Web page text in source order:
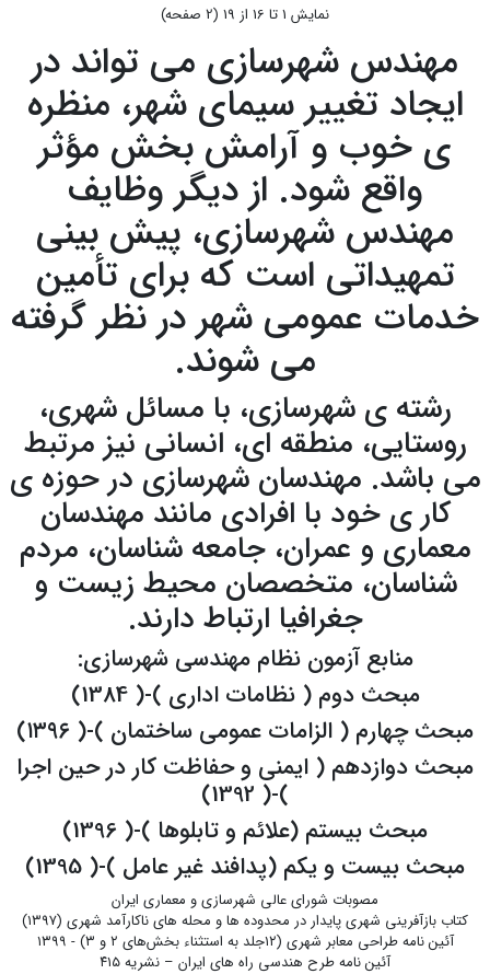
نمايش 1 تا 16 از 19 (2 صفحه)
مهندس شهرسازی می تواند در
ایجاد تغییر سیمای شهر، منظره
ی خوب و آرامش بخش مؤثر
واقع شود. از دیگر وظایف
مهندس شهرسازی، پیش بینی
تمهیداتی است که برای تأمین
خدمات عمومی شهر در نظر گرفته
می شوند.
رشته ی شهرسازی، با مسائل شهری،
روستایی، منطقه ای، انسانی نیز مرتبط
می باشد. مهندسان شهرسازی در حوزه ی
کار ی خود با افرادی مانند مهندسان
معماری و عمران، جامعه شناسان، مردم
شناسان، متخصصان محیط زیست و
جغرافیا ارتباط دارند.
منابع آزمون نظام مهندسی شهرسازی:
مبحث دوم ( نظامات اداری )-( 1384)
مبحث چهارم ( الزامات عمومی ساختمان )-( ۱۳۹۶)
مبحث دوازدهم ( ایمنی و حفاظت كار در حین اجرا
)-( 1392)
مبحث بیستم (علائم و تابلوها )-( 1396)
مبحث بیست و یکم (پدافند غیر عامل )-( 1395)
مصوبات شورای عالی شهرسازی و معماری ایران
کتاب بازآفرینی شهری پایدار در محدوده ها و محله های ناکارآمد شهری (۱۳۹۷)
آئین نامه طراحی معابر شهری (۱۲جلد به استثناء بخش‌های ۲ و ۳) - ۱۳۹۹
آئین نامه طرح هندسی راه های ایران – نشریه ۴۱۵